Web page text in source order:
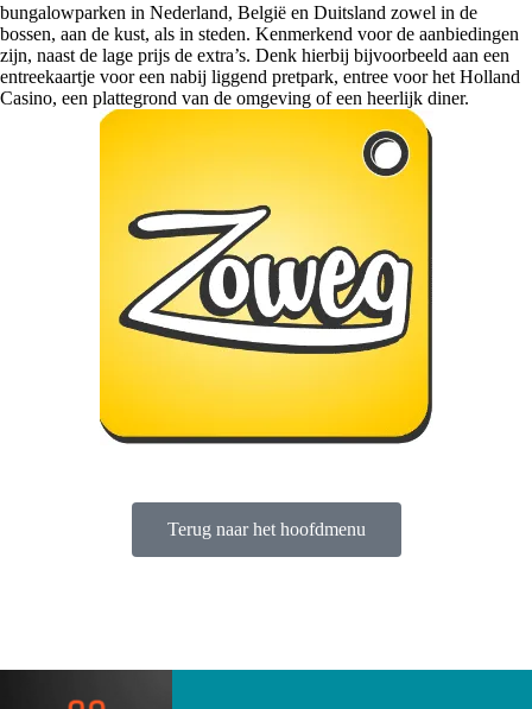
bungalowparken in Nederland, België en Duitsland zowel in de
bossen, aan de kust, als in steden. Kenmerkend voor de aanbiedingen
zijn, naast de lage prijs de extra’s. Denk hierbij bijvoorbeeld aan een
entreekaartje voor een nabij liggend pretpark, entree voor het Holland
Casino, een plattegrond van de omgeving of een heerlijk diner.
Terug naar het hoofdmenu